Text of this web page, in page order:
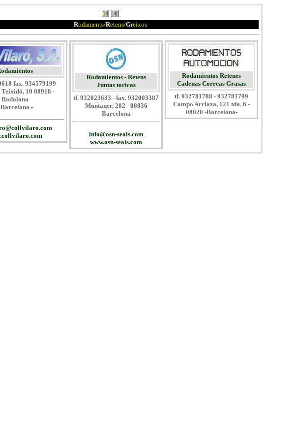
Rodaments/Retens/Greixos
fax. 934579199
Teixidó, 10 08918 -
Badalona
-
Rodamientos - Retens
Juntas toricas
tf. 932023633 - fax. 932003387
Muntaner, 202 - 08036
Barcelona
info@osn-seals.com
www.osn-seals.com
Rodamientos Retenes
Cadenas Correas Grasas
tf. 932781788 - 932781799
Campo Arriaza, 121 tda. 6 -
08020 -Barcelona-